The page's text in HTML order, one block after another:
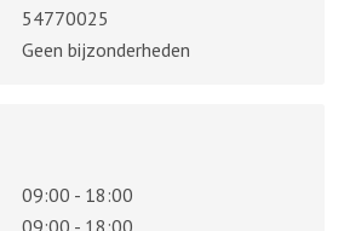
54770025
Geen bijzonderheden
09:00 - 18:00
09:00 - 18:00